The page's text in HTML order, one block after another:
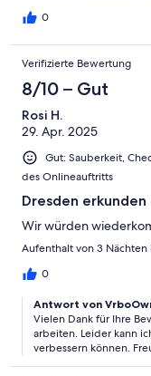
0
Verifizierte Bewertung
8/10 – Gut
Rosi H.
29. Apr. 2025
Gut: Sauberkeit,
des Onlineauftritts
Dresden erkunden
Wir würden
Aufenthalt von 3
0
Antwort von
Vielen Dank für Ihre
arbeiten. Leider kann
verbessern können.